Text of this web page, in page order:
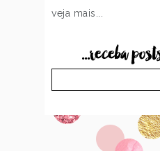
veja mais...
...receba